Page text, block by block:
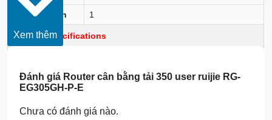
Reset button 1
System Specifications
Flash memory
RAM 512 MB
Xem thêm
Đánh giá Router cân bằng tải 350 user ruijie RG-
EG305GH-P-E
Chưa có đánh giá nào.